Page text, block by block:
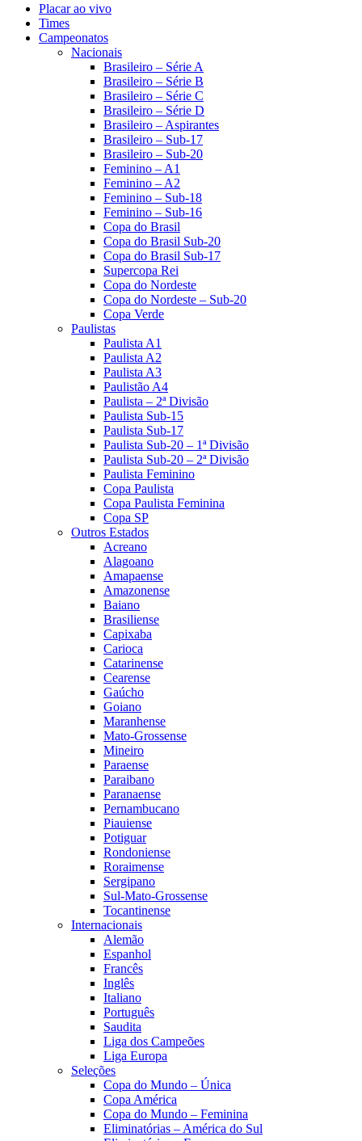
Placar ao vivo
Times
Campeonatos
Nacionais
Brasileiro – Série A
Brasileiro – Série B
Brasileiro – Série C
Brasileiro – Série D
Brasileiro – Aspirantes
Brasileiro – Sub-17
Brasileiro – Sub-20
Feminino – A1
Feminino – A2
Feminino – Sub-18
Feminino – Sub-16
Copa do Brasil
Copa do Brasil Sub-20
Copa do Brasil Sub-17
Supercopa Rei
Copa do Nordeste
Copa do Nordeste – Sub-20
Copa Verde
Paulistas
Paulista A1
Paulista A2
Paulista A3
Paulistão A4
Paulista – 2ª Divisão
Paulista Sub-15
Paulista Sub-17
Paulista Sub-20 – 1ª Divisão
Paulista Sub-20 – 2ª Divisão
Paulista Feminino
Copa Paulista
Copa Paulista Feminina
Copa SP
Outros Estados
Acreano
Alagoano
Amapaense
Amazonense
Baiano
Brasiliense
Capixaba
Carioca
Catarinense
Cearense
Gaúcho
Goiano
Maranhense
Mato-Grossense
Mineiro
Paraense
Paraibano
Paranaense
Pernambucano
Piauiense
Potiguar
Rondoniense
Roraimense
Sergipano
Sul-Mato-Grossense
Tocantinense
Internacionais
Alemão
Espanhol
Francês
Inglês
Italiano
Português
Saudita
Liga dos Campeões
Liga Europa
Seleções
Copa do Mundo – Única
Copa América
Copa do Mundo – Feminina
Eliminatórias – América do Sul